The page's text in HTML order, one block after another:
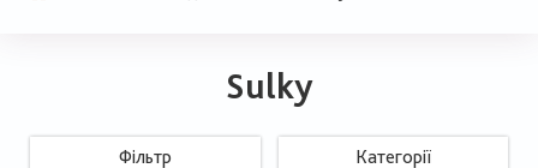
Sulky
Фільтр Категорії